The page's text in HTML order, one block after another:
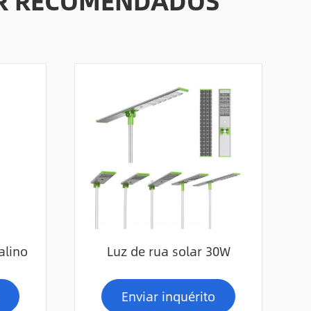
Luz de rua solar 30W
Enviar inquérito